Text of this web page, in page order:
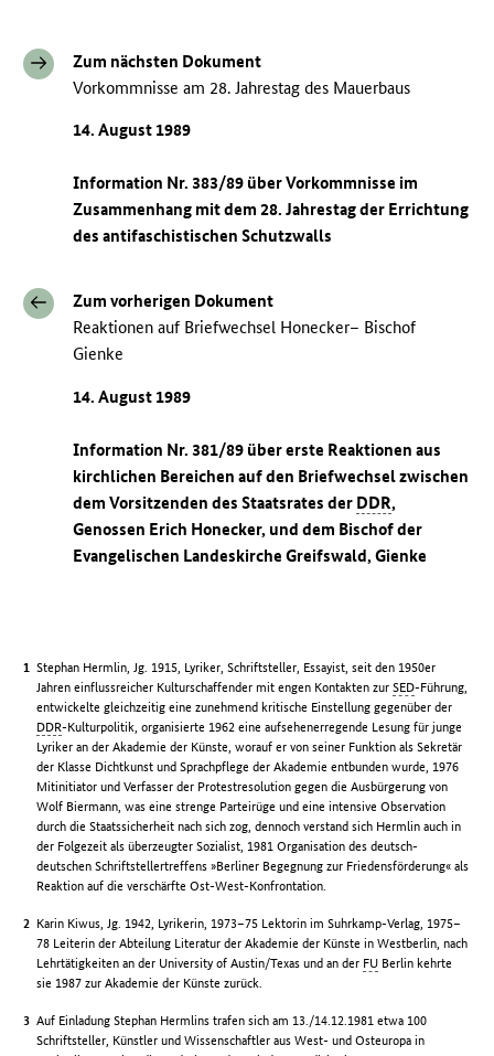
Zum nächsten Dokument
Vorkommnisse am 28. Jahrestag des Mauerbaus
14. August 1989
Information Nr. 383/89 über Vorkommnisse im
Zusammenhang mit dem 28. Jahrestag der Errichtung
des antifaschistischen Schutzwalls
Zum vorherigen Dokument
Reaktionen auf Briefwechsel Honecker– Bischof
Gienke
14. August 1989
Information Nr. 381/89 über erste Reaktionen aus
kirchlichen Bereichen auf den Briefwechsel zwischen
dem Vorsitzenden des Staatsrates der DDR,
Genossen Erich Honecker, und dem Bischof der
Evangelischen Landeskirche Greifswald, Gienke
Stephan Hermlin, Jg. 1915, Lyriker, Schriftsteller, Essayist, seit den 1950er
Jahren einflussreicher Kulturschaffender mit engen Kontakten zurSED-Führung,
entwickelte gleichzeitig eine zunehmend kritische Einstellung gegenüber der
DDR-Kulturpolitik, organisierte 1962 eine aufsehenerregende Lesung für junge
Lyriker an der Akademie der Künste, worauf er von seiner Funktion als Sekretär
der Klasse Dichtkunst und Sprachpflege der Akademie entbunden wurde, 1976
Mitinitiator und Verfasser der Protestresolution gegen die Ausbürgerung von
Wolf Biermann, was eine strenge Parteirüge und eine intensive Observation
durch die Staatssicherheit nach sich zog, dennoch verstand sich Hermlin auch in
der Folgezeit als überzeugter Sozialist, 1981 Organisation des deutsch-
deutschen Schriftstellertreffens »Berliner Begegnung zur Friedensförderung« als
Reaktion auf die verschärfte Ost-West-Konfrontation.
Karin Kiwus, Jg. 1942, Lyrikerin, 1973–75 Lektorin im Suhrkamp-Verlag, 1975–
78 Leiterin der Abteilung Literatur der Akademie der Künste in Westberlin, nach
Lehrtätigkeiten an der University of Austin/Texas und an der FU Berlin kehrte
sie 1987 zur Akademie der Künste zurück.
Auf Einladung Stephan Hermlins trafen sich am 13./14.12.1981 etwa 100
Schriftsteller, Künstler und Wissenschaftler aus West- und Osteuropa in